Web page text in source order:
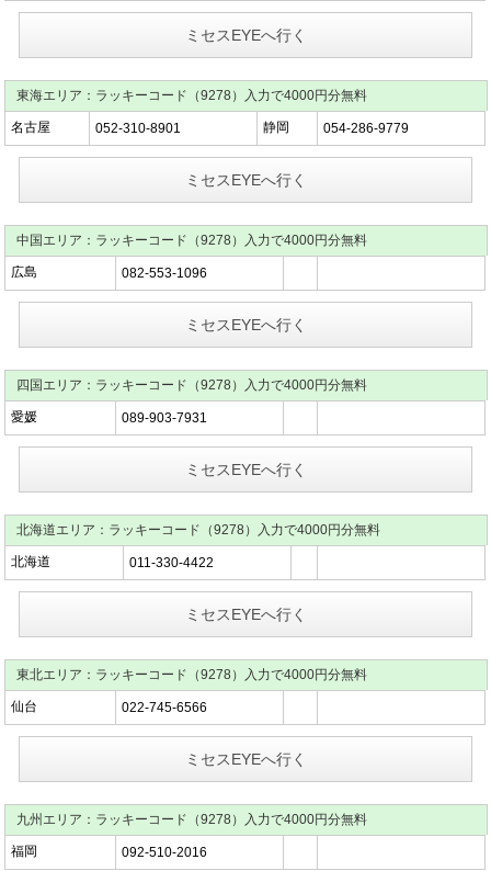
ミセスEYEへ行く
東海エリア：ラッキーコード（9278）入力で4000円分無料
名古屋 052-310-8901 静岡 054-286-9779
ミセスEYEへ行く
中国エリア：ラッキーコード（9278）入力で4000円分無料
広島 082-553-1096
ミセスEYEへ行く
四国エリア：ラッキーコード（9278）入力で4000円分無料
愛媛 089-903-7931
ミセスEYEへ行く
北海道エリア：ラッキーコード（9278）入力で4000円分無料
北海道 011-330-4422
ミセスEYEへ行く
東北エリア：ラッキーコード（9278）入力で4000円分無料
仙台 022-745-6566
ミセスEYEへ行く
九州エリア：ラッキーコード（9278）入力で4000円分無料
福岡 092-510-2016